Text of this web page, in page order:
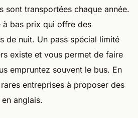
sont transportées chaque année.
à bas prix qui offre des
de nuit. Un pass spécial limité
existe et vous permet de faire
empruntez souvent le bus. En
rares entreprises à proposer des
anglais.